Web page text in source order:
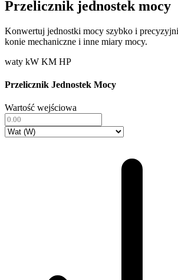
Przelicznik jednostek mocy
Konwertuj jednostki mocy szybko i
konie mechaniczne i inne miary mocy.
waty kW KM HP
Przelicznik Jednostek Mocy
Wartość wejściowa